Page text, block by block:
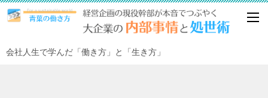
会社人生で学んだ「働き方」と「生き方」